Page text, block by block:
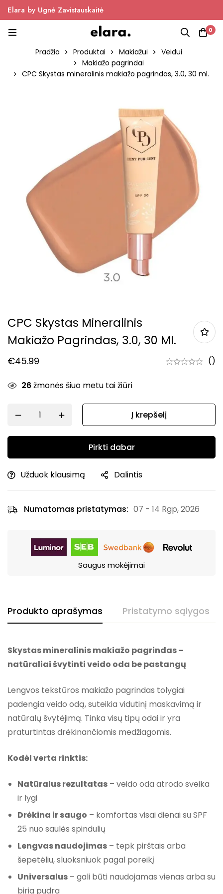
Elara by Ugnė Zavistauskaitė
0
Pradžia Produktai Makiažui
Veidui
Makiažo pagrindai
CPC Skystas mineralinis makiažo pagrindas, 3.0, 30 ml.
CPC Skystas Mineralinis
Makiažo Pagrindas, 3.0, 30 Ml.
€45.99 ()
26žmonės šiuo metu tai žiūri
Į krepšelį
Pirkti dabar
Užduok klausimą Dalintis
Numatomas pristatymas: 07 - 14 Rgp, 2026
Saugus mokėjimai
Produkto aprašymas Pristatymo sąlygos
Skystas mineralinis makiažo pagrindas –
natūraliai švytinti veido oda be pastangų
Lengvos tekstūros makiažo pagrindas tolygiai
padengia veido odą, suteikia vidutinį maskavimą ir
natūralų švytėjimą. Tinka visų tipų odai ir yra
praturtintas drėkinančiomis medžiagomis.
Kodėl verta rinktis:
Natūralus rezultatas – veido oda atrodo sveika
ir lygi
Drėkina ir saugo – komfortas visai dienai su SPF
25 nuo saulės spindulių
Lengvas naudojimas – tepk pirštais arba
šepetėliu, sluoksniuok pagal poreikį
Universalus – gali būti naudojamas vienas arba su
biria pudra